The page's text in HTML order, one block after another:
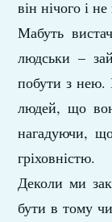
він нічого і
Мабуть
людськи –
побути з нею.
людей, що
нагадуючи,
гріховністю.
Деколи ми
бути в тому